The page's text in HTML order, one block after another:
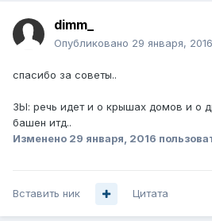
dimm_
Опубликовано 29 января, 2016
спасибо за советы..
ЗЫ: речь идет и о крышах домов и о
башен итд..
Изменено 29 января, 2016
Вставить ник Цитата